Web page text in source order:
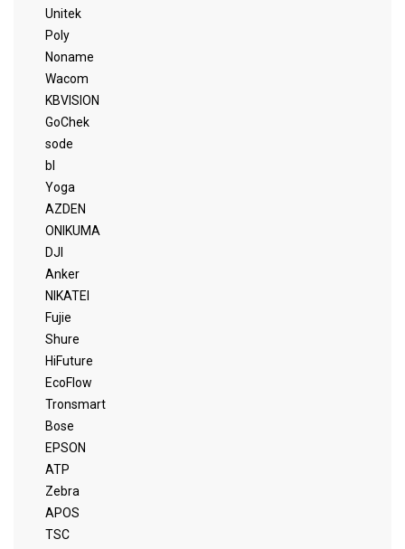
Unitek
Poly
Noname
Wacom
KBVISION
GoChek
sode
bl
Yoga
AZDEN
ONIKUMA
DJI
Anker
NIKATEI
Fujie
Shure
HiFuture
EcoFlow
Tronsmart
Bose
EPSON
ATP
Zebra
APOS
TSC